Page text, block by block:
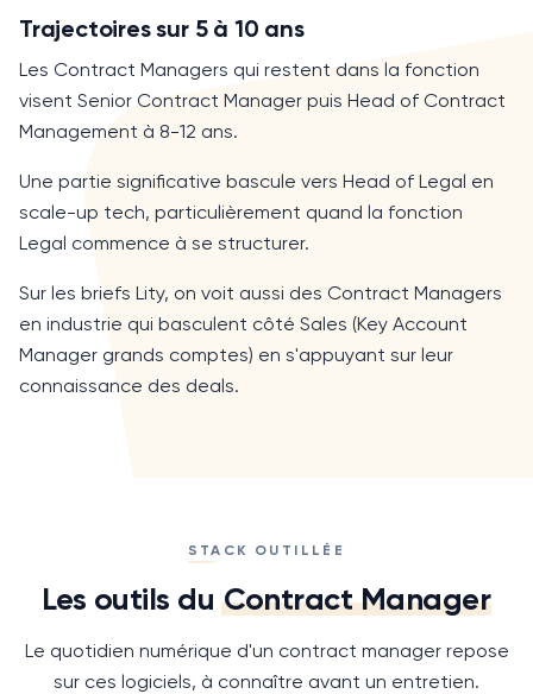
Trajectoires sur 5 à 10 ans
Les Contract Managers qui restent dans la fonction
visent Senior Contract Manager puis Head of Contract
Management à 8-12 ans.
Une partie significative bascule vers Head of Legal en
scale-up tech, particulièrement quand la fonction
Legal commence à se structurer.
Sur les briefs Lity, on voit aussi des Contract Managers
en industrie qui basculent côté Sales (Key Account
Manager grands comptes) en s'appuyant sur leur
connaissance des deals.
STACK OUTILLÉE
Les outils du Contract Manager
Le quotidien numérique d'un contract managerrepose
sur ces logiciels, à connaître avant un entretien.